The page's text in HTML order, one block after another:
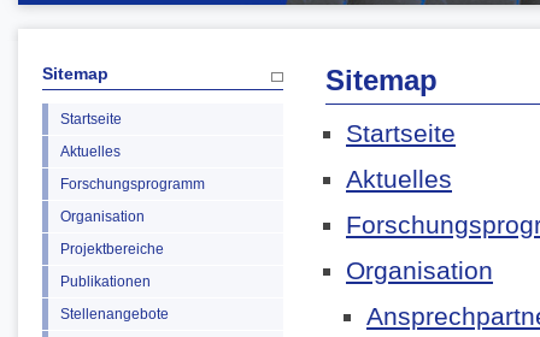
Sitemap
Startseite
Aktuelles
Forschungsprogramm
Organisation
Projektbereiche
Publikationen
Stellenangebote
Sitemap
Startseite
Aktuelles
Organisation